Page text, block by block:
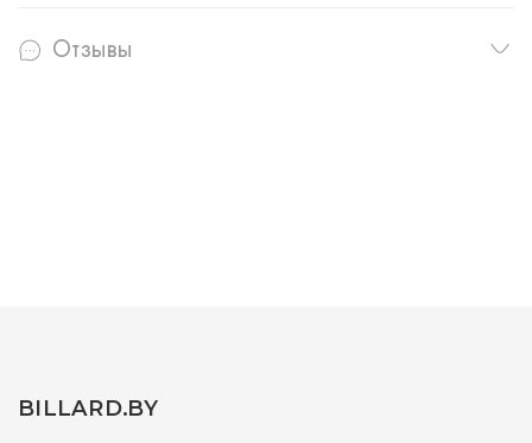
Отзывы
BILLARD.BY